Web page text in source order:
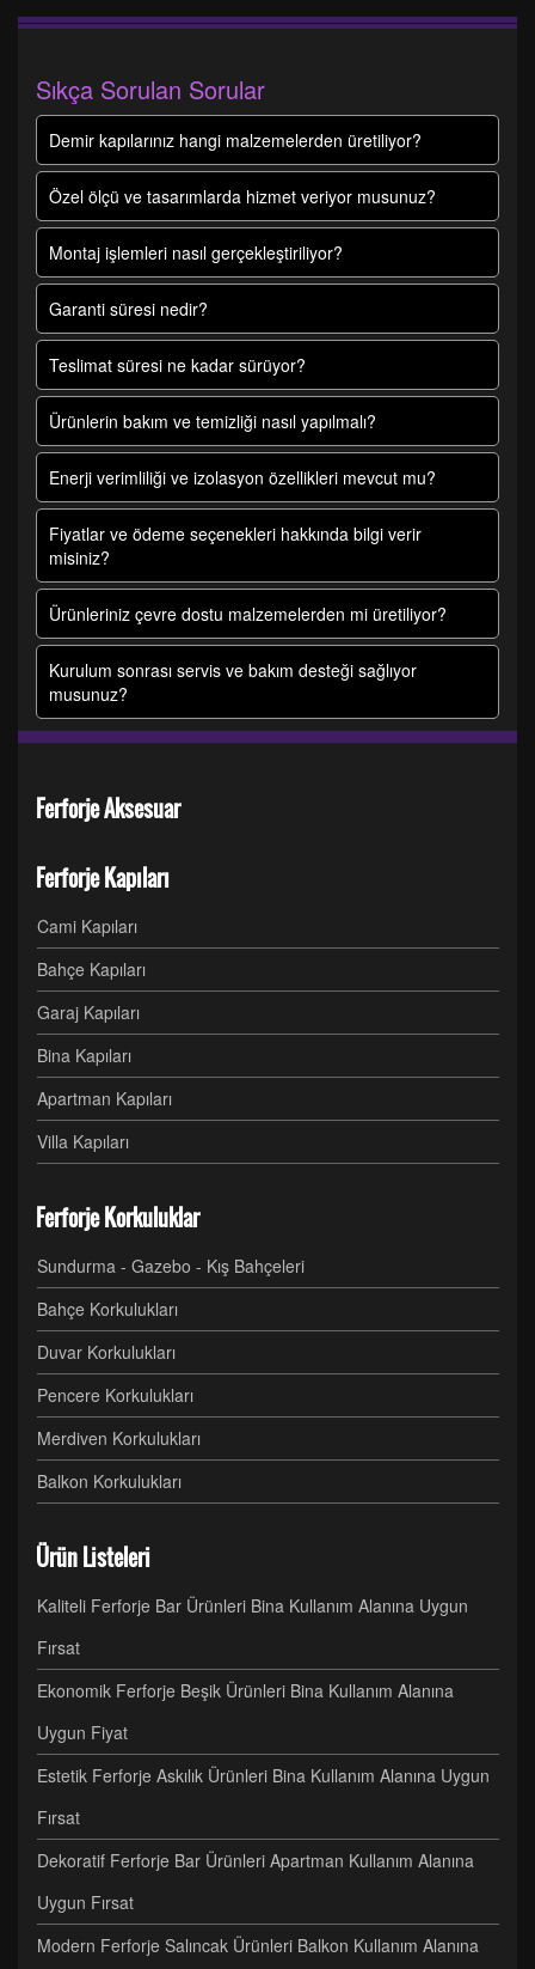
Sıkça Sorulan Sorular
Demir kapılarınız hangi malzemelerden üretiliyor?
Özel ölçü ve tasarımlarda hizmet veriyor musunuz?
Montaj işlemleri nasıl gerçekleştiriliyor?
Garanti süresi nedir?
Teslimat süresi ne kadar sürüyor?
Ürünlerin bakım ve temizliği nasıl yapılmalı?
Enerji verimliliği ve izolasyon özellikleri mevcut mu?
Fiyatlar ve ödeme seçenekleri hakkında bilgi verir
misiniz?
Ürünleriniz çevre dostu malzemelerden mi üretiliyor?
Kurulum sonrası servis ve bakım desteği sağlıyor
musunuz?
Ferforje Aksesuar
Ferforje Kapıları
Cami Kapıları
Bahçe Kapıları
Garaj Kapıları
Bina Kapıları
Apartman Kapıları
Villa Kapıları
Ferforje Korkuluklar
Sundurma - Gazebo - Kış Bahçeleri
Bahçe Korkulukları
Duvar Korkulukları
Pencere Korkulukları
Merdiven Korkulukları
Balkon Korkulukları
Ürün Listeleri
Kaliteli Ferforje Bar Ürünleri Bina Kullanım Alanına Uygun
Fırsat
Ekonomik Ferforje Beşik Ürünleri Bina Kullanım Alanına
Uygun Fiyat
Estetik Ferforje Askılık Ürünleri Bina Kullanım Alanına Uygun
Fırsat
Dekoratif Ferforje Bar Ürünleri Apartman Kullanım Alanına
Uygun Fırsat
Modern Ferforje Salıncak Ürünleri Balkon Kullanım Alanına